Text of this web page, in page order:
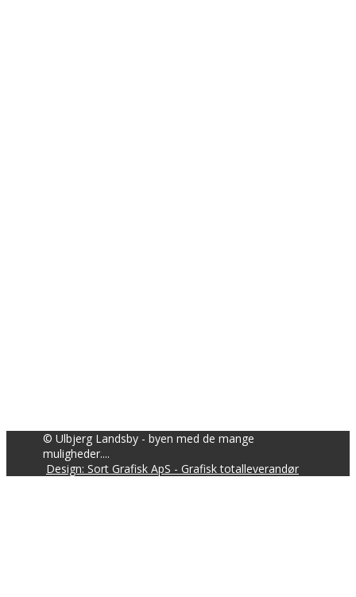
© Ulbjerg Landsby - byen med de mange
muligheder....
Design: Sort Grafisk ApS - Grafisk totalleverandør